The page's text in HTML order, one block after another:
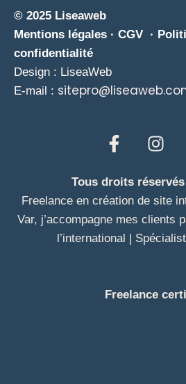
© 2025 Liseaweb
Mentions légales · CGV ·
confidentialité
Design : LiseaWeb
E-mail :
Tous droits
Freelance en création de site
Var, j’accompagne mes clients
l’international |
Freelance